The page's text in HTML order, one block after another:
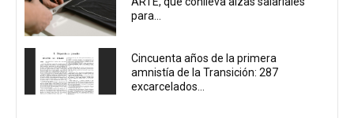
para...
Cincuenta años de la primera
amnistía de la Transición: 287
excarcelados...